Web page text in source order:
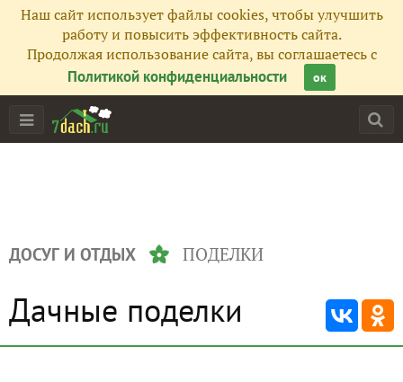
Наш сайт использует файлы cookies, чтобы улучшить
работу и повысить эффективность сайта.
Продолжая использование сайта, вы соглашаетесь с
Политикой конфиденциальности
ок
ДОСУГ И ОТДЫХ ПОДЕЛКИ
Дачные поделки